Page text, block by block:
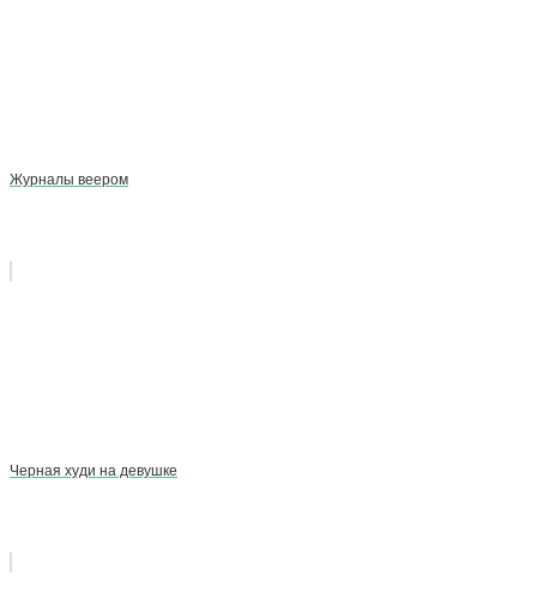
Журналы веером
Черная худи на девушке